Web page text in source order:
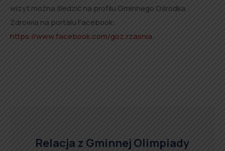
wizyt można śledzić na profilu Gminnego Ośrodka
Zdrowia na portalu Facebook:
https://www.facebook.com/goz.rzasnia.
Relacja z Gminnej Olimpiady